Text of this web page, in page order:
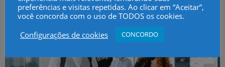
preferências e visitas repetidas. Ao clicar em “Aceitar”,
você concorda com o uso de TODOS os cookies.
Configurações de cookies
CONCORDO